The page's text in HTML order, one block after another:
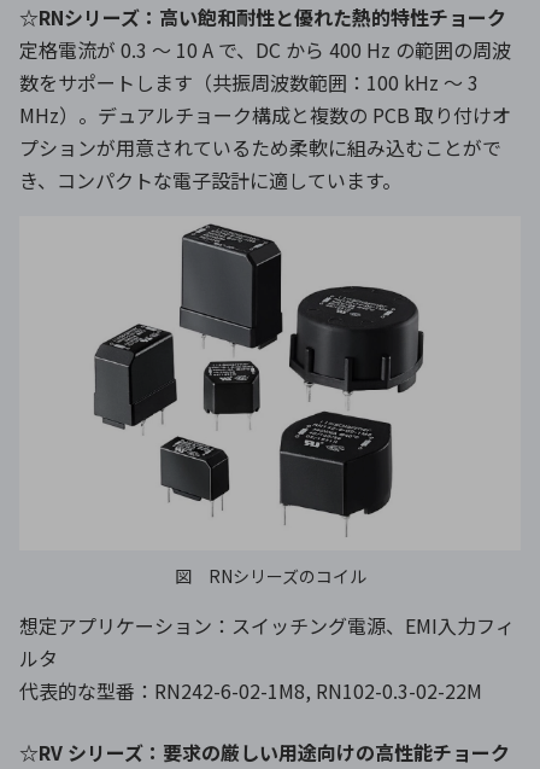
☆RNシリーズ：高い飽和耐性と優れた熱的特性チョーク
定格電流が 0.3 〜 10 A で、DC から 400 Hz の範囲の周波
数をサポートします（共振周波数範囲：100 kHz ～ 3
MHz）。デュアルチョーク構成と複数の PCB 取り付けオ
プションが用意されているため柔軟に組み込むことがで
き、コンパクトな電子設計に適しています。
図 RNシリーズのコイル
想定アプリケーション：スイッチング電源、EMI入力フィ
ルタ
代表的な型番：RN242-6-02-1M8, RN102-0.3-02-22M
☆RV シリーズ：要求の厳しい用途向けの高性能チョーク